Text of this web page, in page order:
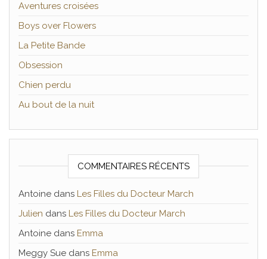
Aventures croisées
Boys over Flowers
La Petite Bande
Obsession
Chien perdu
Au bout de la nuit
COMMENTAIRES RÉCENTS
Antoine dans Les Filles du Docteur March
Julien dans Les Filles du Docteur March
Antoine dans Emma
Meggy Sue dans Emma